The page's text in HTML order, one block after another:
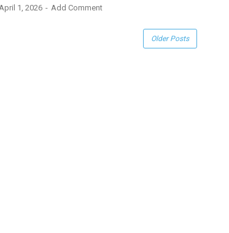
1, 2026 Add Comment
Older Posts